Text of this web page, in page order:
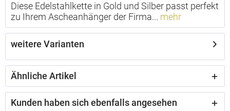
Diese Edelstahlkette in Gold und Silber passt perfekt
zu Ihrem Ascheanhänger der Firma... mehr
weitere Varianten
Ähnliche Artikel
Kunden haben sich ebenfalls angesehen